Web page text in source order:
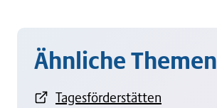
Ähnliche Themen
Tagesförderstätten